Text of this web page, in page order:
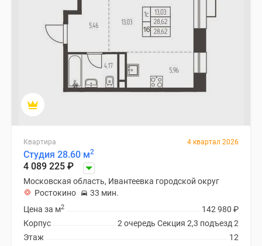
Коммерческие
Панорамы
новостроек
Видеообзор
новостроек
Экспертиза
новостроек
Экология
Москвы
Подмосковья
Студии
Квартира 4 квартал 2026
Студия 28.60 м2
4 089 225 ₽
Московская область, Ивантеевка городской округ
Ростокино
33 мин.
142 980 ₽
Цена за м2
2 очередь Секция 2,3 подъезд 2
Корпус
12
Этаж